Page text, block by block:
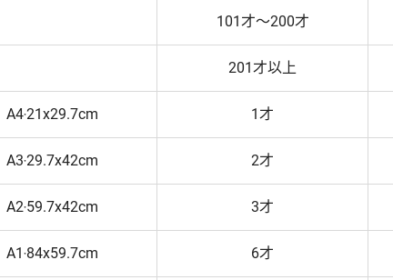
101才～200才
201才以上
A4‧21x29.7cm 1才
A3‧29.7x42cm 2才
A2‧59.7x42cm 3才
A1‧84x59.7cm 6才